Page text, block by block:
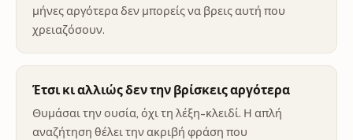
μήνες αργότερα δεν μπορείς να βρεις αυτή που
χρειαζόσουν.
Έτσι κι αλλιώς δεν την βρίσκεις αργότερα
Θυμάσαι την ουσία, όχι τη λέξη-κλειδί. Η απλή
αναζήτηση θέλει την ακριβή φράση που